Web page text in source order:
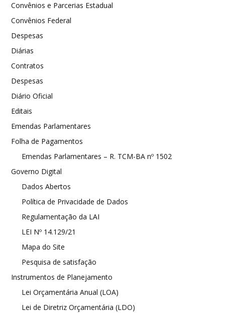
Convênios e Parcerias Estadual
Convênios Federal
Despesas
Diárias
Contratos
Despesas
Diário Oficial
Editais
Emendas Parlamentares
Folha de Pagamentos
Emendas Parlamentares – R. TCM-BA nº 1502
Governo Digital
Dados Abertos
Política de Privacidade de Dados
Regulamentação da LAI
LEI Nº 14.129/21
Mapa do Site
Pesquisa de satisfação
Instrumentos de Planejamento
Lei Orçamentária Anual (LOA)
Lei de Diretriz Orçamentária (LDO)